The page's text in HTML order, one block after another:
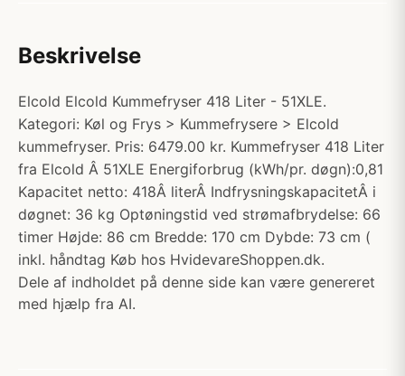
Beskrivelse
Elcold Elcold Kummefryser 418 Liter - 51XLE.
Kategori: Køl og Frys > Kummefrysere > Elcold
kummefryser. Pris: 6479.00 kr. Kummefryser 418 Liter
fra Elcold Â 51XLE Energiforbrug (kWh/pr. døgn):0,81
Kapacitet netto: 418Â literÂ IndfrysningskapacitetÂ i
døgnet: 36 kg Optøningstid ved strømafbrydelse: 66
timer Højde: 86 cm Bredde: 170 cm Dybde: 73 cm (
inkl. håndtag Køb hos HvidevareShoppen.dk.
Dele af indholdet på denne side kan være genereret
med hjælp fra AI.